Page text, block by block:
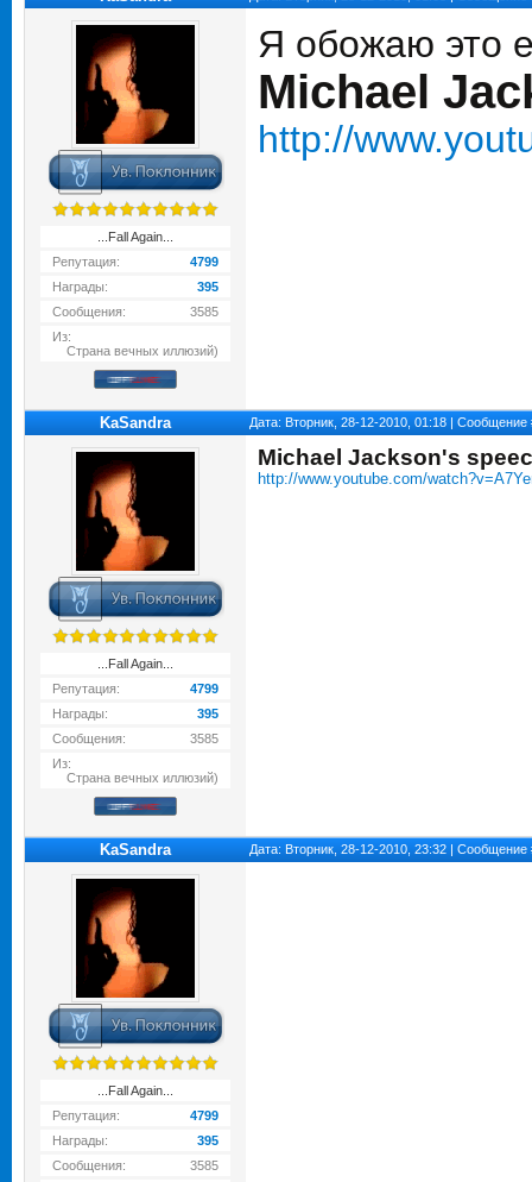
...Fall Again...
Репутация:
4799
Награды:
395
Сообщения:
3585
Из:
Страна вечных иллюзий)
Я обожаю это
Michael
http://
KaSandra Дата: Вторник, 28-12-2010, 01:18 |
...Fall Again...
Репутация:
4799
Награды:
395
Сообщения:
3585
Из:
Страна вечных иллюзий)
Michael Jackson's
http://www.youtube.com/
KaSandra Дата: Вторник, 28-12-2010, 23:32 |
...Fall Again...
Репутация:
4799
Награды:
395
Сообщения:
3585